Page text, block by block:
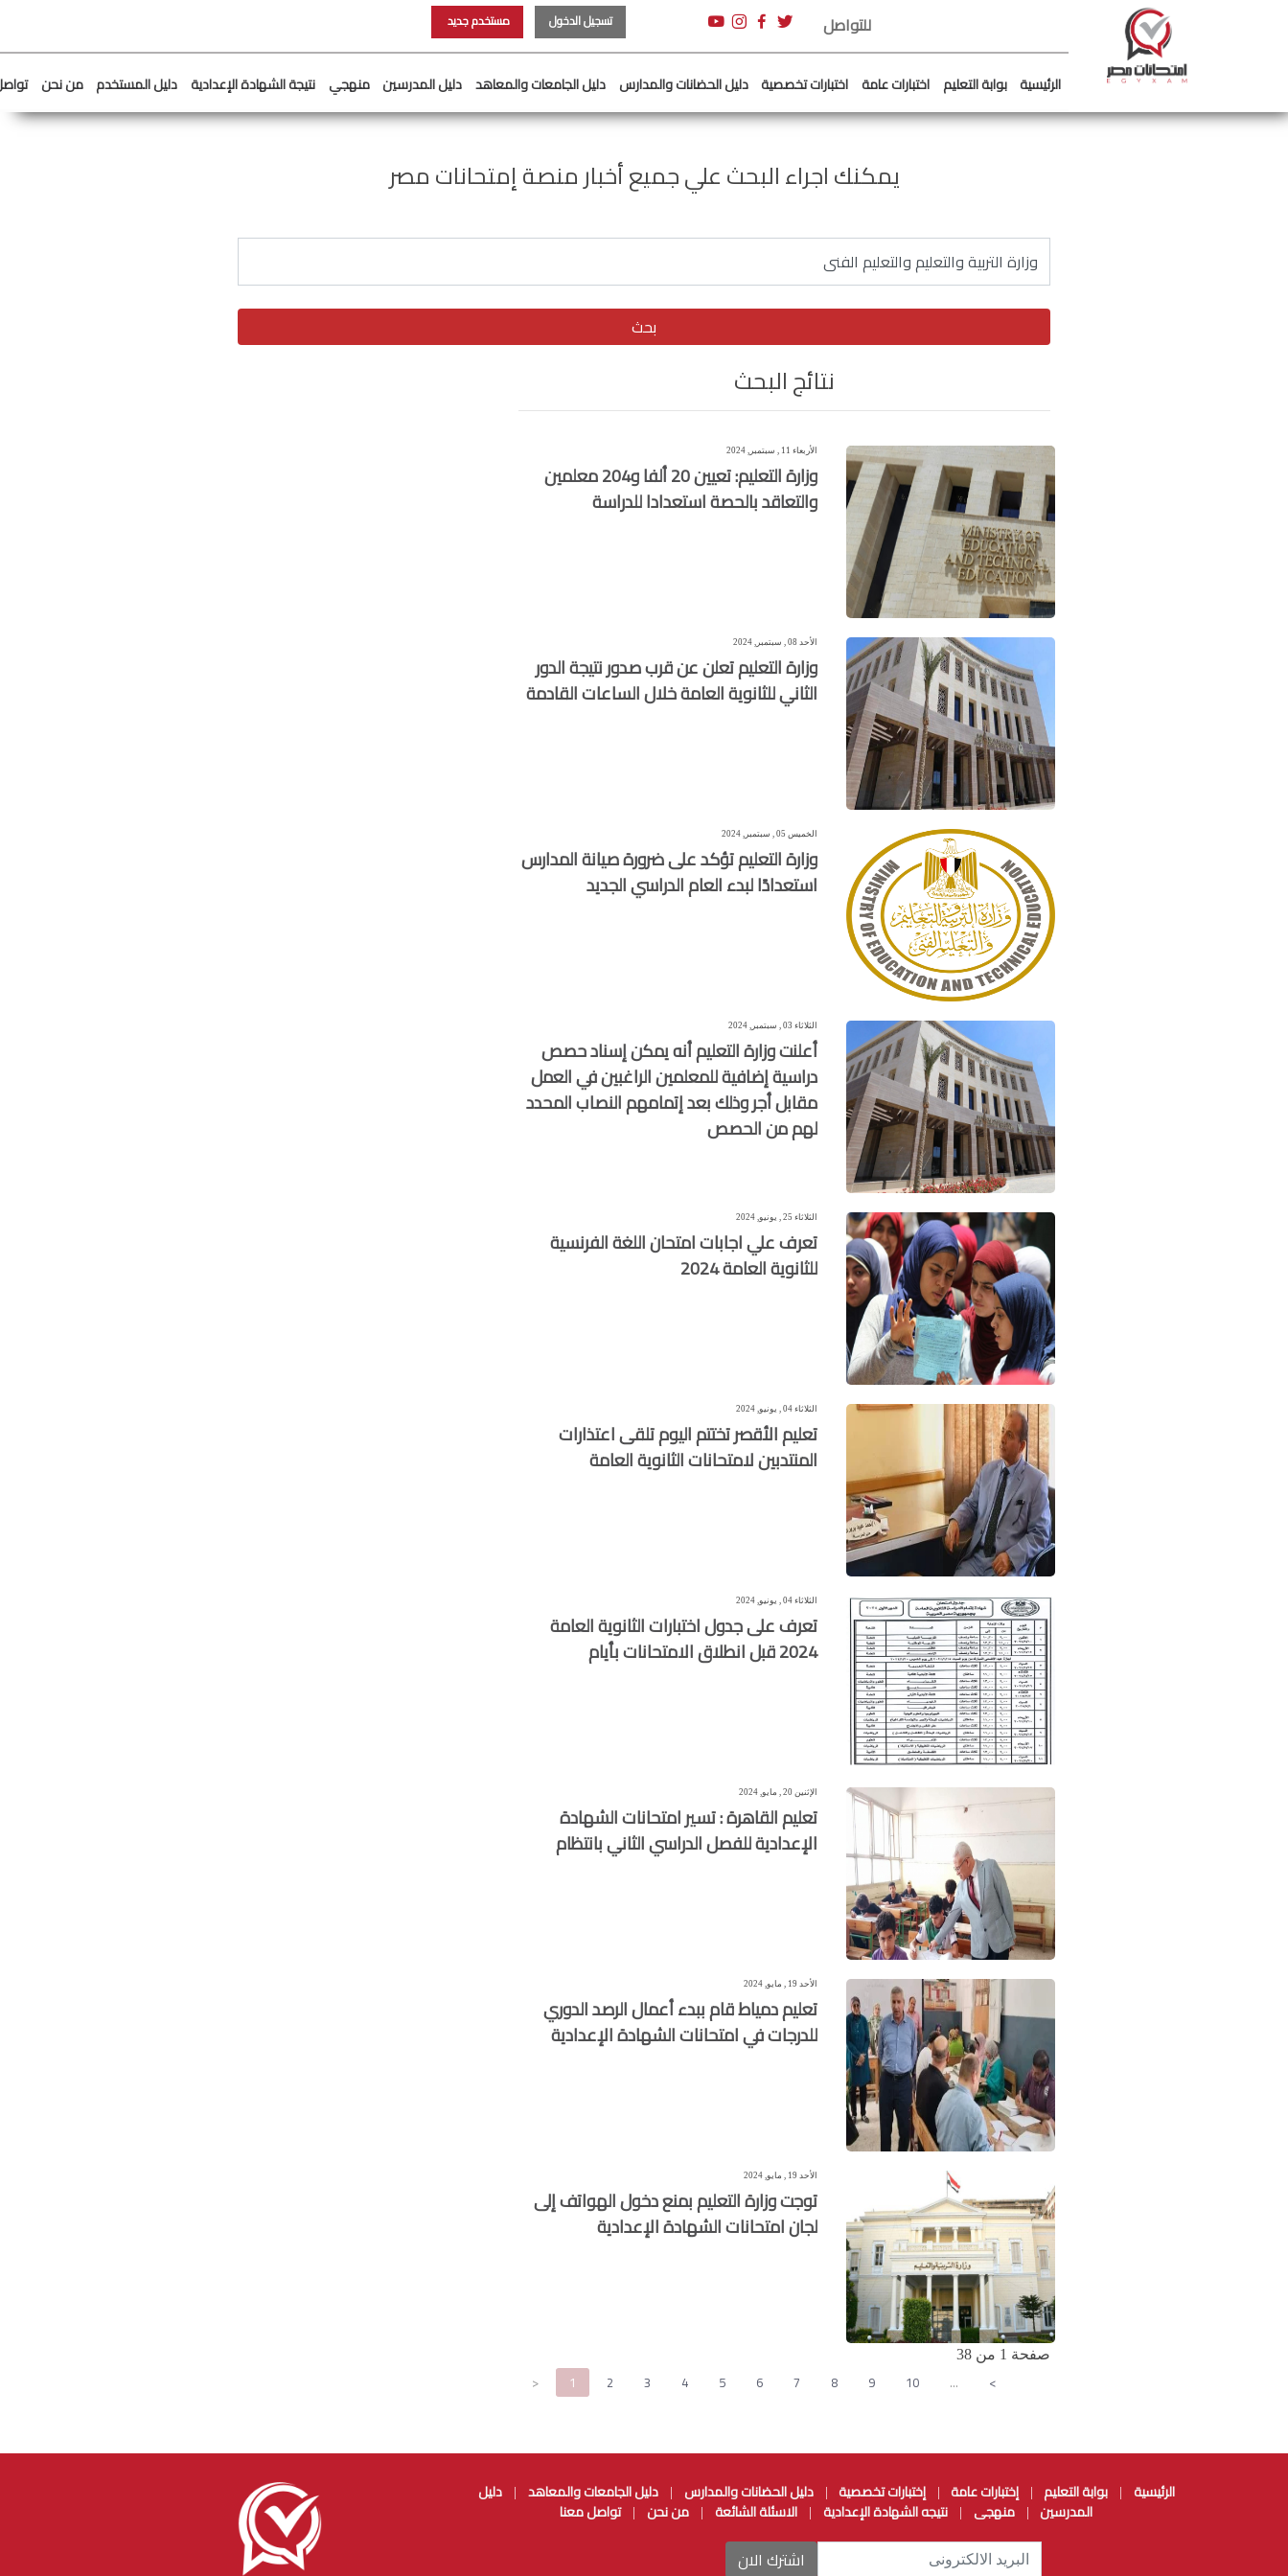
للتواصل تسجيل الدخول مستخدم جديد
الرئيسية بوابة التعليم اختبارات عامة اختبارات تخصصية دليل الحضانات والمدارس دليل الجامعات والمعاهد دليل المدرسين منهجي نتيجة الشهادة الإعدادية دليل المستخدم من نحن
يمكنك اجراء البحث علي جميع أخبار منصة إمتحانات مصر
بحث
نتائج البحث
الأربعاء 11 , سبتمبر, 2024
وزارة التعليم: تعيين 20 ألفا و204 معلمين
والتعاقد بالحصة استعدادا للدراسة
الأحد 08 , سبتمبر, 2024
وزارة التعليم تعلن عن قرب صدور نتيجة الدور
الثاني للثانوية العامة خلال الساعات القادمة
الخميس 05 , سبتمبر, 2024
وزارة التعليم تؤكد على ضرورة صيانة المدارس
استعدادًا لبدء العام الدراسي الجديد
الثلاثاء 03 , سبتمبر, 2024
أعلنت وزارة التعليم أنه يمكن إسناد حصص
دراسية إضافية للمعلمين الراغبين في العمل
مقابل أجر وذلك بعد إتمامهم النصاب المحدد
لهم من الحصص
الثلاثاء 25 , يونيو, 2024
تعرف علي اجابات امتحان اللغة الفرنسية
للثانوية العامة 2024
الثلاثاء 04 , يونيو, 2024
تعليم الأقصر تختتم اليوم تلقى اعتذارات
المنتدبين لامتحانات الثانوية العامة
الثلاثاء 04 , يونيو, 2024
تعرف على جدول اختبارات الثانوية العامة
2024 قبل انطلاق الامتحانات بأيام
الإثنين 20 , مايو, 2024
تعليم القاهرة : تسير امتحانات الشهادة
الإعدادية للفصل الدراسي الثاني بانتظام
الأحد 19 , مايو, 2024
تعليم دمياط قام ببدء أعمال الرصد الدوري
للدرجات في امتحانات الشهادة الإعدادية
الأحد 19 , مايو, 2024
توجت وزارة التعليم بمنع دخول الهواتف إلى
لجان امتحانات الشهادة الإعدادية
صفحة 1 من 38
< 1 2 3 4 5 6 7 8 9 10 … >
الرئيسية |بوابة التعليم إختبارات عامة إختبارات تخصصية |دليل الحضانات والمدارس |دليل الجامعات والمعاهد |دليل
المدرسين
منهجى نتيجه الشهادة الإعدادية الاسئلة الشائعة من نحن |تواصل معنا
اشترك الان